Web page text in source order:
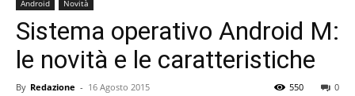
Android Novità
Sistema operativo Android M:
le novità e le caratteristiche
By Redazione - 16 Agosto 2015 0
550